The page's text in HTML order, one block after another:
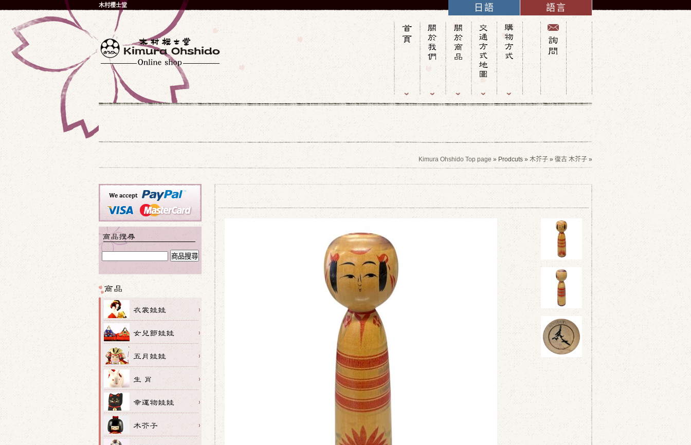
木村櫻士堂 日語 語言
英語
法語
義大利語
西班牙語
德語
中文(簡體字)
俄語
中文(繁體字)
韓語
Kimura Ohshido Top page » Prodcuts » 木芥子 » 復古 木芥子 »